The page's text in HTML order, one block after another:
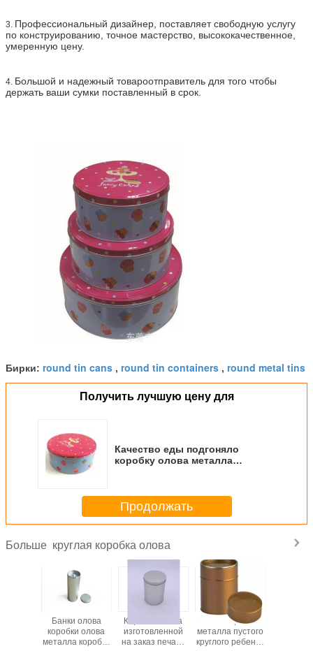
3. Профессиональный дизайнер, поставляет свободную услугу
по конструированию, точное мастерство, высококачественное,
умеренную цену.
4. Большой и надежный товароотправитель для того чтобы
держать ваши сумки поставленный в срок.
Бирки: round tin cans , round tin containers , round metal tins
Получить лучшую цену для
Качество еды подгоняло
коробку олова металла
Продолжать
Больше круглая коробка олова
Банки олова
коробки олова
металла коробка
Коробка олова
изготовленной
на заказ печати
Контейнер олова
металла пустого
круглого ребенка